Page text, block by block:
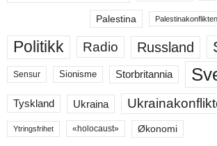
Palestina Palestinakonflikten
Politikk Radio Russland
Sensur Sionisme Storbritannia
Tyskland Ukraina
Ytringsfrihet «holocaust» Økonomi